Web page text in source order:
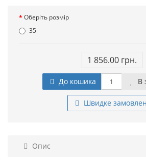
Оберіть розмір
35
1 856.00 грн.
До кошика В
Швидке
Опис